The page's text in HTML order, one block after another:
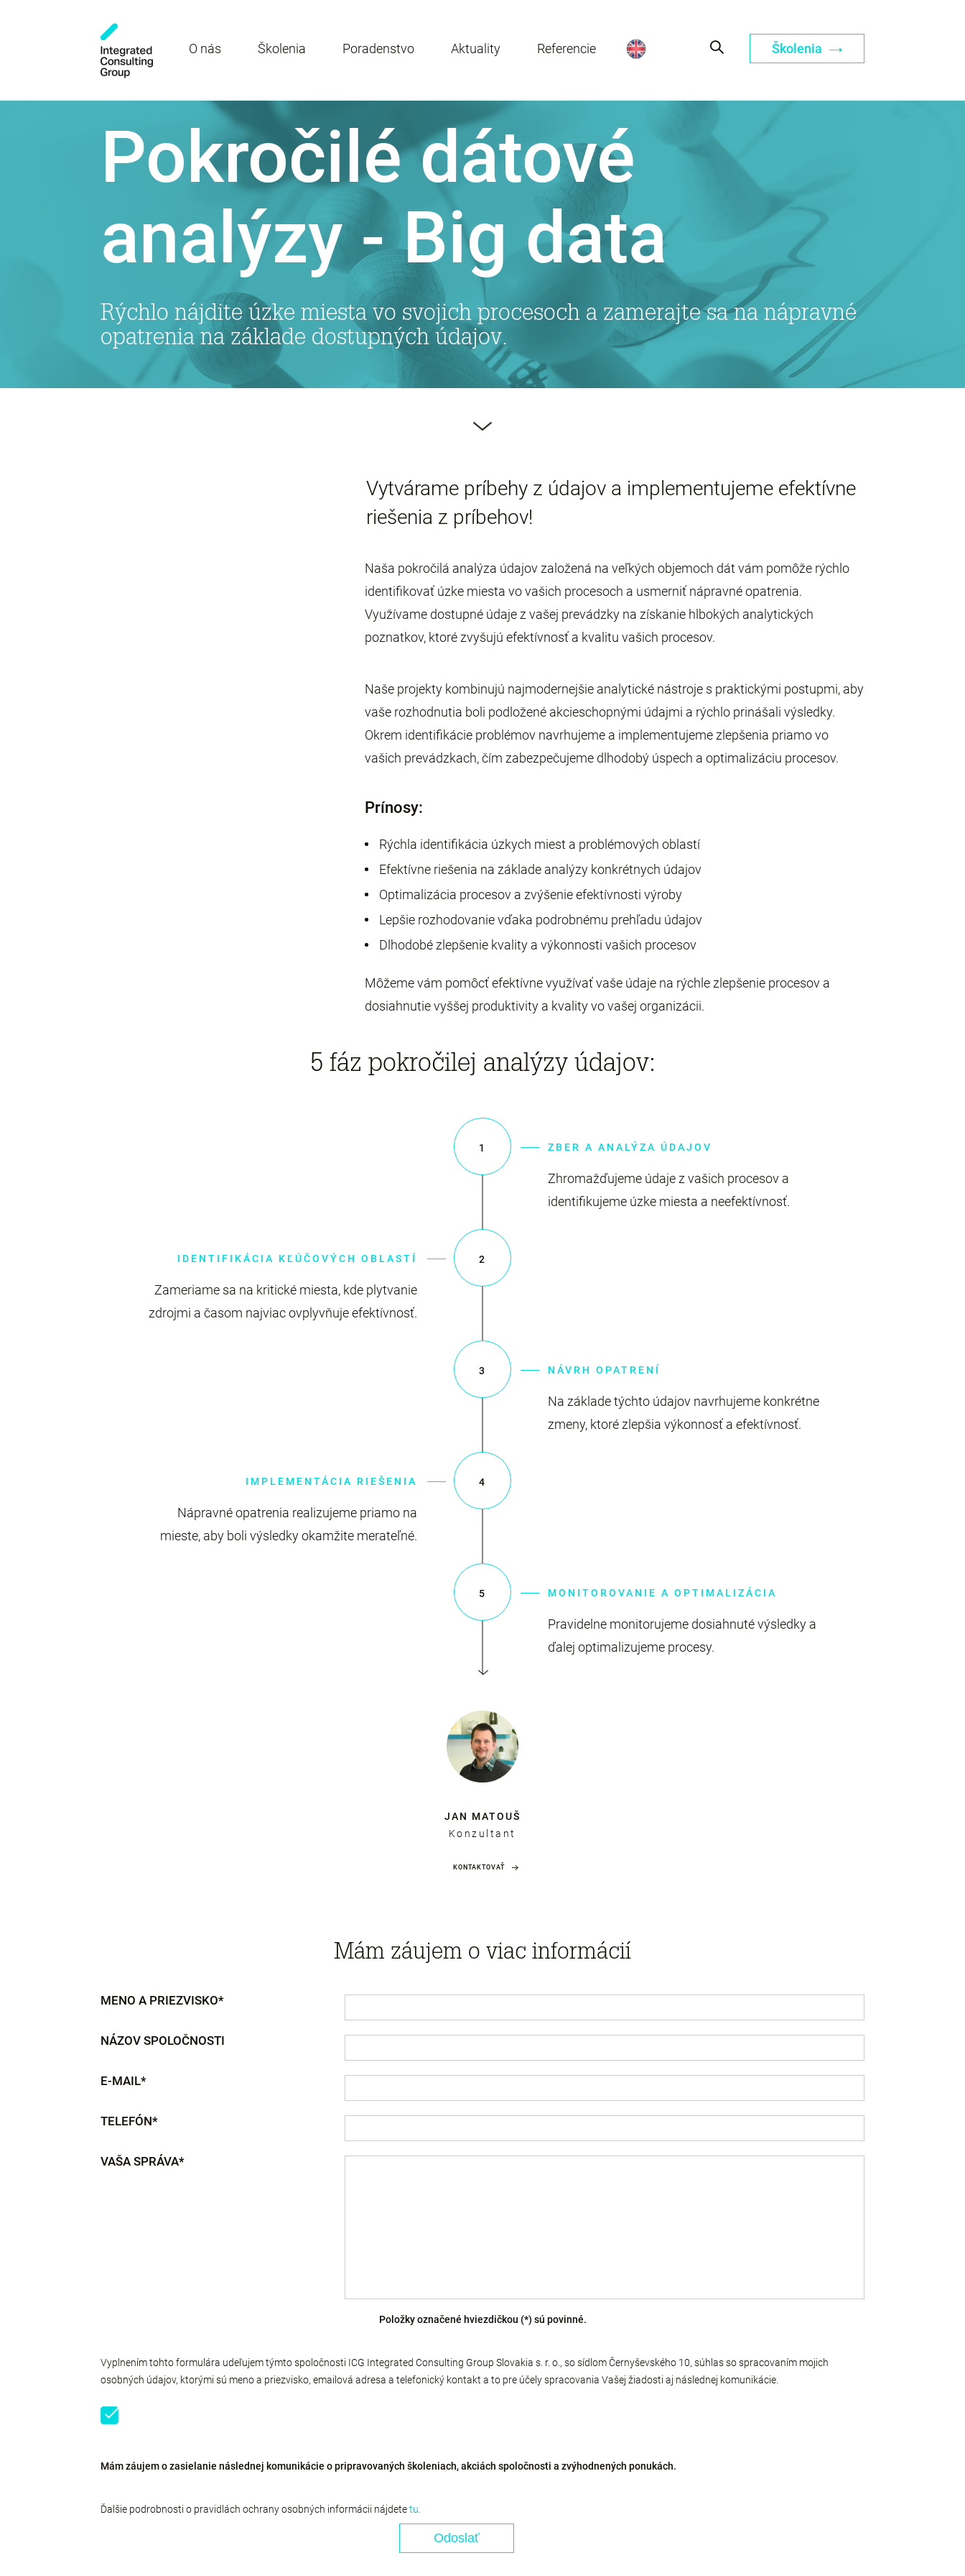
O nás Školenia Poradenstvo Aktuality Referencie Školenia
Pokročilé dátové
analýzy - Big data
Rýchlo nájdite úzke miesta vo svojich procesoch a zamerajte sa na nápravné
opatrenia na základe dostupných údajov.
Vytvárame príbehy z údajov a implementujeme efektívne
riešenia z príbehov!
Naša pokročilá analýza údajov založená na veľkých objemoch dát vám pomôže rýchlo
identifikovať úzke miesta vo vašich procesoch a usmerniť nápravné opatrenia.
Využívame dostupné údaje z vašej prevádzky na získanie hlbokých analytických
poznatkov, ktoré zvyšujú efektívnosť a kvalitu vašich procesov.
Naše projekty kombinujú najmodernejšie analytické nástroje s praktickými postupmi, aby
vaše rozhodnutia boli podložené akcieschopnými údajmi a rýchlo prinášali výsledky.
Okrem identifikácie problémov navrhujeme a implementujeme zlepšenia priamo vo
vašich prevádzkach, čím zabezpečujeme dlhodobý úspech a optimalizáciu procesov.
Prínosy:
Rýchla identifikácia úzkych miest a problémových oblastí
Efektívne riešenia na základe analýzy konkrétnych údajov
Optimalizácia procesov a zvýšenie efektívnosti výroby
Lepšie rozhodovanie vďaka podrobnému prehľadu údajov
Dlhodobé zlepšenie kvality a výkonnosti vašich procesov
Môžeme vám pomôcť efektívne využívať vaše údaje na rýchle zlepšenie procesov a
dosiahnutie vyššej produktivity a kvality vo vašej organizácii.
5 fáz pokročilej analýzy údajov:
1 ZBER A ANALÝZA ÚDAJOV
Zhromažďujeme údaje z vašich procesov a
identifikujeme úzke miesta a neefektívnosť.
2
IDENTIFIKÁCIA KĽÚČOVÝCH OBLASTÍ
Zameriame sa na kritické miesta, kde plytvanie
zdrojmi a časom najviac ovplyvňuje efektívnosť.
3 NÁVRH OPATRENÍ
Na základe týchto údajov navrhujeme konkrétne
zmeny, ktoré zlepšia výkonnosť a efektívnosť.
4
IMPLEMENTÁCIA RIEŠENIA
Nápravné opatrenia realizujeme priamo na
mieste, aby boli výsledky okamžite merateľné.
5 MONITOROVANIE A OPTIMALIZÁCIA
Pravidelne monitorujeme dosiahnuté výsledky a
ďalej optimalizujeme procesy.
JAN MATOUŠ
Konzultant
KONTAKTOVAŤ
Mám záujem o viac informácií
MENO A PRIEZVISKO*
NÁZOV SPOLOČNOSTI
E-MAIL*
TELEFÓN*
VAŠA SPRÁVA*
Položky označené hviezdičkou (*) sú povinné.
Vyplnením tohto formulára udeľujem týmto spoločnosti ICG Integrated Consulting Group Slovakia s. r. o., so sídlom Černyševského 10, súhlas so spracovaním mojich
osobných údajov, ktorými sú meno a priezvisko, emailová adresa a telefonický kontakt a to pre účely spracovania Vašej žiadosti aj následnej komunikácie.
Mám záujem o zasielanie následnej komunikácie o pripravovaných školeniach, akciách spoločnosti a zvýhodnených ponukách.
Ďalšie podrobnosti o pravidlách ochrany osobných informácii nájdetetu.